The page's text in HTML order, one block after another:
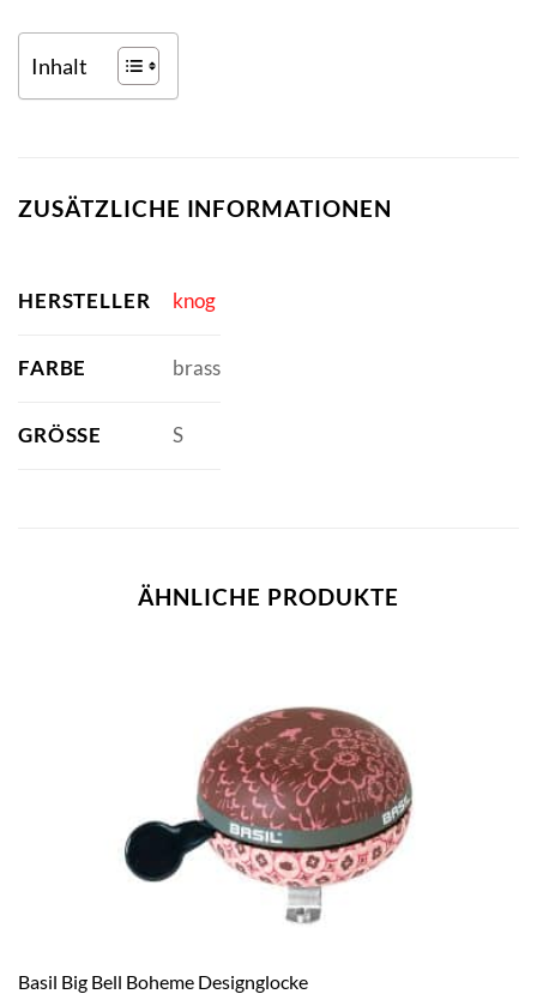
Inhalt
ZUSÄTZLICHE INFORMATIONEN
HERSTELLER knog
FARBE brass
GRÖSSE S
ÄHNLICHE PRODUKTE
Basil Big Bell Boheme Designglocke